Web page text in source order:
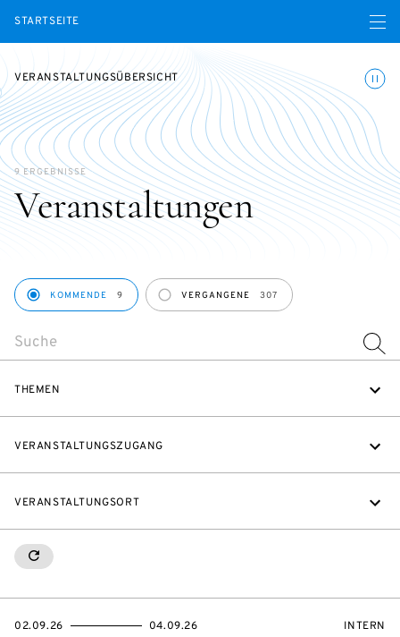
STARTSEITE Menü
VERANSTALTUNGSÜBERSICHT
Veranstaltungen
9 ERGEBNISSE
PERIOD
KOMMENDE 9 VERGANGENE 307
THEMEN
VERANSTALTUNGSZUGANG
VERANSTALTUNGSORT
RESETALL
EVENTBEGINSON
02.09.26
EVENTENDSON 04.09.26 INTERN